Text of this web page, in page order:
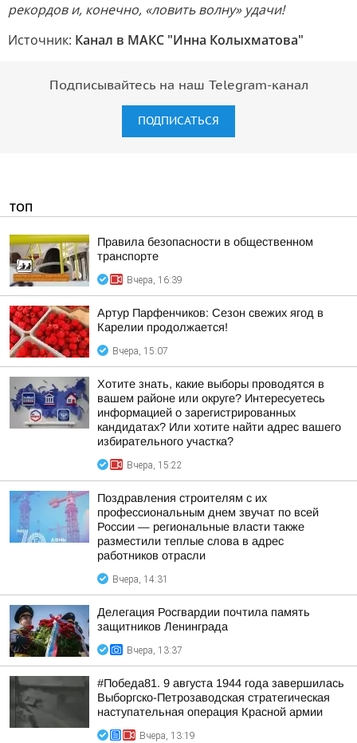
рекордов и, конечно, «ловить волну» удачи!
Источник: Канал в МАКС "Инна Колыхматова"
Подписывайтесь на наш Telegram-канал
ПОДПИСАТЬСЯ
ТОП
Правила безопасности в общественном
транспорте
Вчера, 16:39
Артур Парфенчиков: Сезон свежих ягод в
Карелии продолжается!
Вчера, 15:07
Хотите знать, какие выборы проводятся в
вашем районе или округе? Интересуетесь
информацией о зарегистрированных
кандидатах? Или хотите найти адрес вашего
избирательного участка?
Вчера, 15:22
Поздравления строителям с их
профессиональным днем звучат по всей
России — региональные власти также
разместили теплые слова в адрес
работников отрасли
Вчера, 14:31
Делегация Росгвардии почтила память
защитников Ленинграда
Вчера, 13:37
#Победа81. 9 августа 1944 года завершилась
Выборгско-Петрозаводская стратегическая
наступательная операция Красной армии
Вчера, 13:19